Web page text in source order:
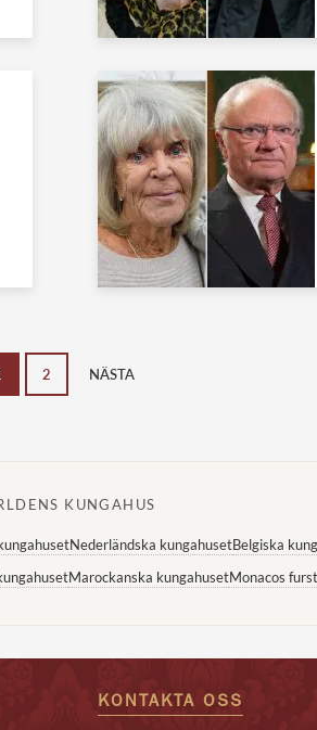
2 NÄSTA
KUNGAHUS
Nederländska kungahusetBelgiska
Marockanska kungahusetMonacos
KONTAKTA OSS